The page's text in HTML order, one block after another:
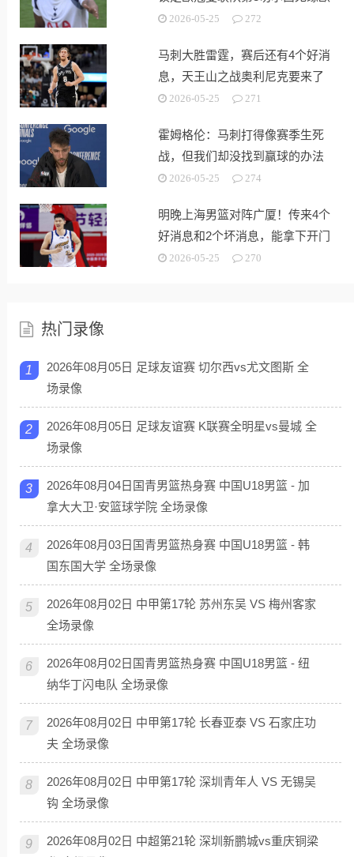
战2026-05-25 272
马刺大胜雷霆，赛后还有4个好消
息，天王山之战奥利尼克要来了
2026-05-25 271
霍姆格伦：马刺打得像赛季生死
战，但我们却没找到赢球的办法
2026-05-25 274
明晚上海男篮对阵广厦！传来4个
好消息和2个坏消息，能拿下开门
红2026-05-25 270
热门录像
1
2026年08月05日 足球友谊赛 切尔西vs尤文图斯 全
场录像
2
2026年08月05日 足球友谊赛 K联赛全明星vs曼城 全
场录像
3
2026年08月04日国青男篮热身赛 中国U18男篮 - 加
拿大大卫·安篮球学院 全场录像
4
2026年08月03日国青男篮热身赛 中国U18男篮 - 韩
国东国大学 全场录像
5
2026年08月02日 中甲第17轮 苏州东吴 VS 梅州客家
全场录像
6
2026年08月02日国青男篮热身赛 中国U18男篮 - 纽
纳华丁闪电队 全场录像
7
2026年08月02日 中甲第17轮 长春亚泰 VS 石家庄功
夫 全场录像
8
2026年08月02日 中甲第17轮 深圳青年人 VS 无锡吴
钩 全场录像
9
2026年08月02日 中超第21轮 深圳新鹏城vs重庆铜梁